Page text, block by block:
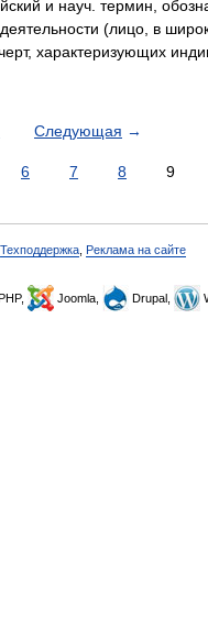
и науч. термин,
(лицо, в
характеризующих
Следующая →
6 7 8 9
Техподдержка Реклама на сайте
Joomla, Drupal,